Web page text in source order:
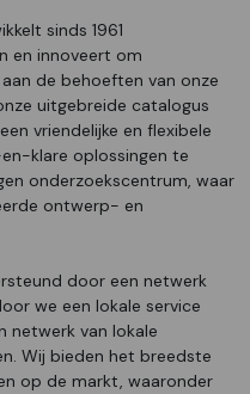
sinds 1961
en innoveert om
de behoeften van onze
uitgebreide catalogus
vriendelijke en flexibele
klare oplossingen te
onderzoekscentrum, waar
ontwerp- en
door een netwerk
we een lokale service
netwerk van lokale
Wij bieden het breedste
op de markt, waaronder